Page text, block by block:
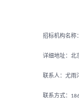
招标机构名称
详细地址：北
联系人：尤雨
联系方式：